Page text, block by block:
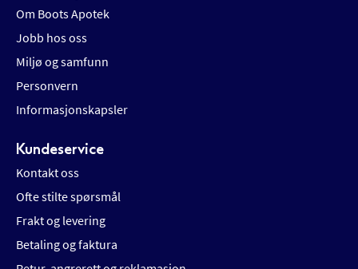
Om Boots Apotek
Jobb hos oss
Miljø og samfunn
Personvern
Informasjonskapsler
Kundeservice
Kontakt oss
Ofte stilte spørsmål
Frakt og levering
Betaling og faktura